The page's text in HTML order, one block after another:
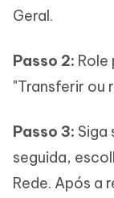
Geral.
Passo 2:
"Transferir ou
Passo 3: Siga
seguida,
Rede. Após a